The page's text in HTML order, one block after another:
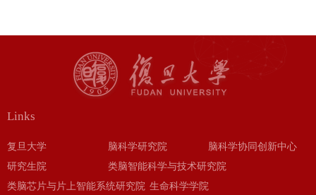
Links
复旦大学 脑科学研究院
脑科学协同创新中心
研究生院
类脑智能科学与技术研究院
类脑芯片与片上智能系统研究院 生命科学学院